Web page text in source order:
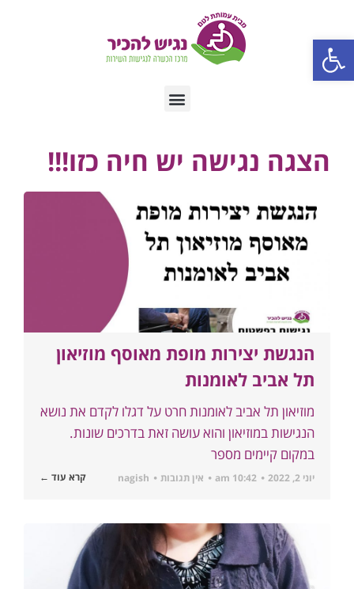
פתח סרגל נגישות
הצגה נגישה יש חיה כזו!!!
הנגשת יצירות מופת מאוסף מוזיאון
תל אביב לאומנות
מוזיאון תל אביב לאומנות חרט על דגלו לקדם את נושא
הנגישות במוזיאון והוא עושה זאת בדרכים שונות.
במקום קיימים מספר
יוני 2, 2022 10:42 am אין תגובות nagish קרא עוד ←